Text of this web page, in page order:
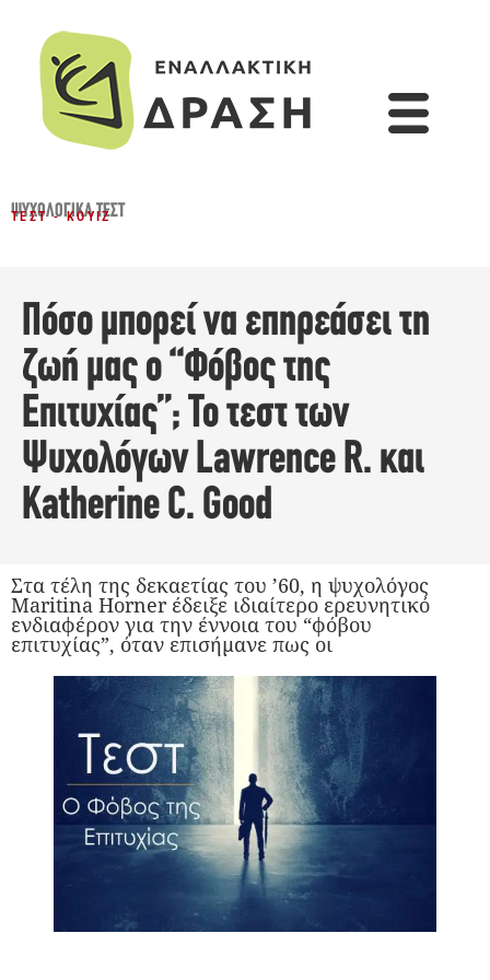
ΨΥΧΟΛΟΓΙΚΆ ΤΕΣΤ
ΤΕΣΤ - ΚΟΥΊΖ
Πόσο μπορεί να επηρεάσει τη
ζωή μας ο “Φόβος της
Επιτυχίας”; Το τεστ των
Ψυχολόγων Lawrence R. και
Katherine C. Good
Στα τέλη της δεκαετίας του ’60, η ψυχολόγος
Maritina Horner έδειξε ιδιαίτερο ερευνητικό
ενδιαφέρον για την έννοια του “φόβου
επιτυχίας”, όταν επισήμανε πως οι